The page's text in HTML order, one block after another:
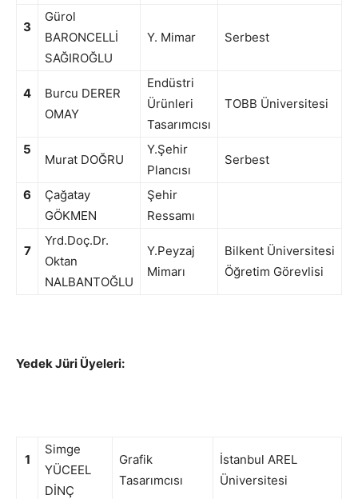
3
Gürol
BARONCELLİ
SAĞIROĞLU
Y. Mimar Serbest
4
Burcu DERER
OMAY
Endüstri
Ürünleri
Tasarımcısı
TOBB Üniversitesi
5
Murat DOĞRU
Y.Şehir
Plancısı
Serbest
6
Çağatay
GÖKMEN
Şehir
Ressamı
7
Yrd.Doç.Dr.
Oktan
NALBANTOĞLU
Y.Peyzaj
Mimarı
Bilkent Üniversitesi
Öğretim Görevlisi
Yedek Jüri Üyeleri:
1
Simge
YÜCEEL
DİNÇ
Grafik
Tasarımcısı
İstanbul AREL
Üniversitesi